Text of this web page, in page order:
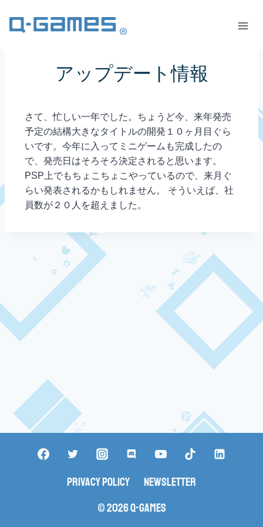
アップデート情報
さて、忙しい一年でした。ちょうど今、来年発売
予定の結構大きなタイトルの開発１０ヶ月目ぐら
いです。今年に入ってミニゲームも完成したの
で、発売日はそろそろ決定されると思います。
PSP上でもちょこちょこやっているので、来月ぐ
らい発表されるかもしれません。 そういえば、社
員数が２０人を超えました。
Privacy Policy
Newsletter
© 2026 Q-Games